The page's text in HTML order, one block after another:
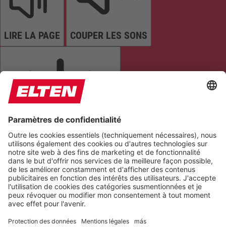
LIRE LA PAGE COUPER LES SONS
ARRÊTER LES ANIMATIONS
Réinitialiser les paramètres